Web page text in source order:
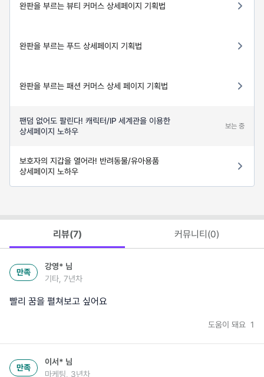
완판을 부르는 뷰티 커머스 상세페이지 기획법
완판을 부르는 푸드 상세페이지 기획법
완판을 부르는 패션 커머스 상세 페이지 기획법
팬덤 없어도 팔린다! 캐릭터/IP 세계관을 이용한
상세페이지 노하우
보는 중
보호자의 지갑을 열어라! 반려동물/유아용품
상세페이지 노하우
리뷰(7) 커뮤니티(0)
만족
강영* 님
기타, 7년차
빨리 꿈을 펼쳐보고 싶어요
도움이 돼요 1
만족
이서* 님
마케팅, 3년차